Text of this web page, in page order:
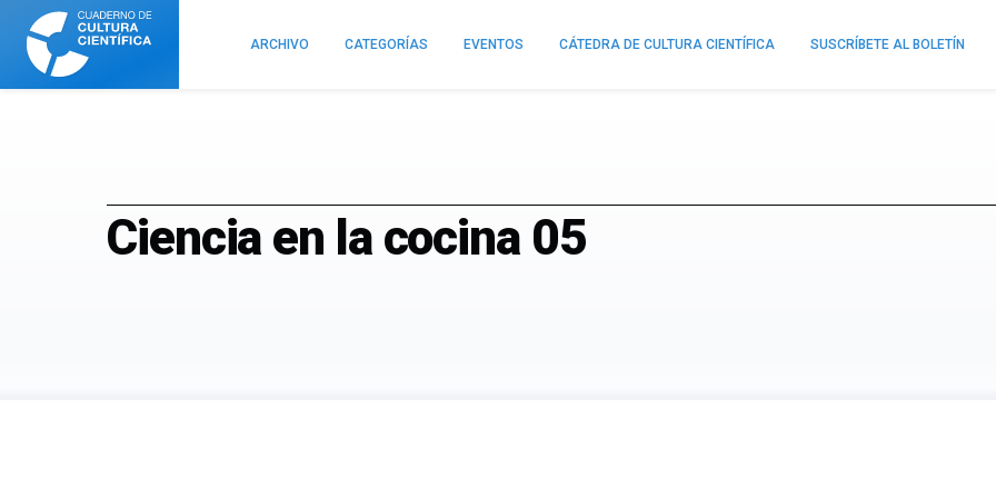
Cuaderno
Cultura
Científica
ARCHIVO CATEGORÍAS EVENTOS CÁTEDRA DE CULTURA CIENTÍFICA SUSCRÍBETE AL BOLETÍN
Ciencia en la cocina 05